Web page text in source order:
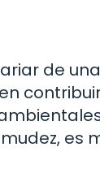
de
es